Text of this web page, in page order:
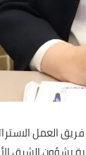
العمل